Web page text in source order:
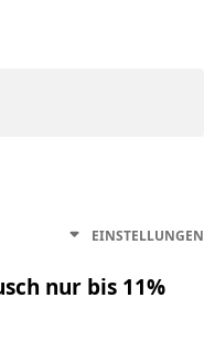
EINSTELLUNGEN
nur bis 11%